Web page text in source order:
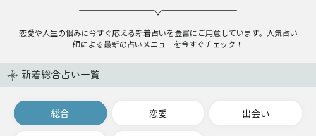
恋愛や人生の悩みに今すぐ応える新着占いを豊富にご用意しています。人気占い
師による最新の占いメニューを今すぐチェック！
新着総合占い一覧
総合 恋愛 出会い